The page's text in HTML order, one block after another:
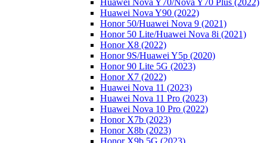
Huawei Nova Y70/Nova Y70 Plus (2022)
Huawei Nova Y90 (2022)
Honor 50/Huawei Nova 9 (2021)
Honor 50 Lite/Huawei Nova 8i (2021)
Honor X8 (2022)
Honor 9S/Huawei Y5p (2020)
Honor 90 Lite 5G (2023)
Honor X7 (2022)
Huawei Nova 11 (2023)
Huawei Nova 11 Pro (2023)
Huawei Nova 10 Pro (2022)
Honor X7b (2023)
Honor X8b (2023)
Honor X9b 5G (2023)